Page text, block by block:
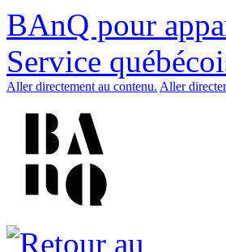
BAnQ pour
Service
Aller directement au contenu. Aller